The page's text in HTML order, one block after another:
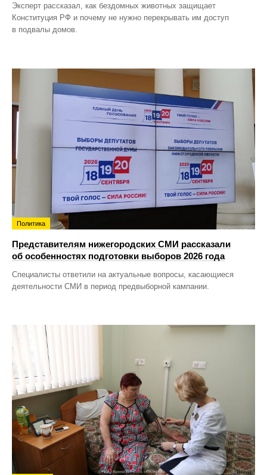
Эксперт рассказал, как бездомных животных защищает
Конституция РФ и почему не нужно перекрывать им доступ
в подвалы домов.
Политика
Представителям нижегородских СМИ рассказали
об особенностях подготовки выборов 2026 года
Специалисты ответили на актуальные вопросы, касающиеся
деятельности СМИ в период предвыборной кампании.